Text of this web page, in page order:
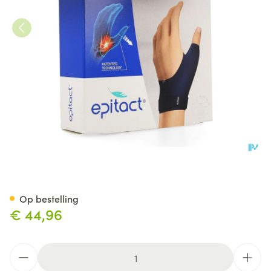
€ 44,96
Op bestelling